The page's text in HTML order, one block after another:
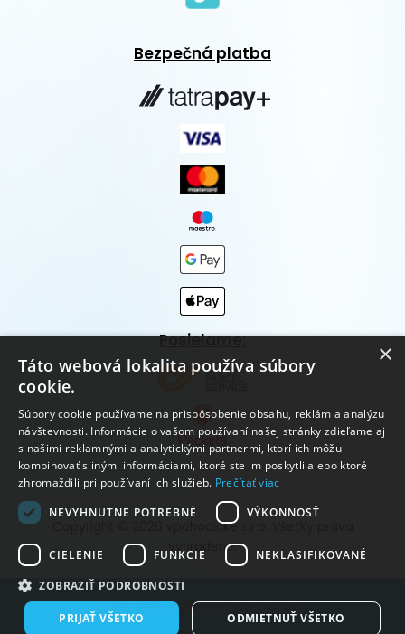
Bezpečná platba
Posielame:
Copyright © 2026 vpohodičke s.r.o. Všetky práva
vyhradené.
Vytvorené systémom ClickEshop.sk
×
Táto webová lokalita používa súbory
cookie.
Súbory cookie používame na prispôsobenie obsahu, reklám a analýzu
návštevnosti. Informácie o vašom používaní našej stránky zdieľame aj
s našimi reklamnými a analytickými partnermi, ktorí ich môžu
kombinovať s inými informáciami, ktoré ste im poskytli alebo ktoré
zhromaždili pri používaní ich služieb. Prečítať viac
NEVYHNUTNE POTREBNÉ
VÝKONNOSŤ
CIELENIE FUNKCIE NEKLASIFIKOVANÉ
ZOBRAZIŤ PODROBNOSTI
PRIJAŤ VŠETKO ODMIETNUŤ VŠETKO